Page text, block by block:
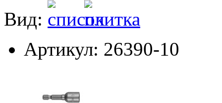
Вид:
Артикул: 26390-10